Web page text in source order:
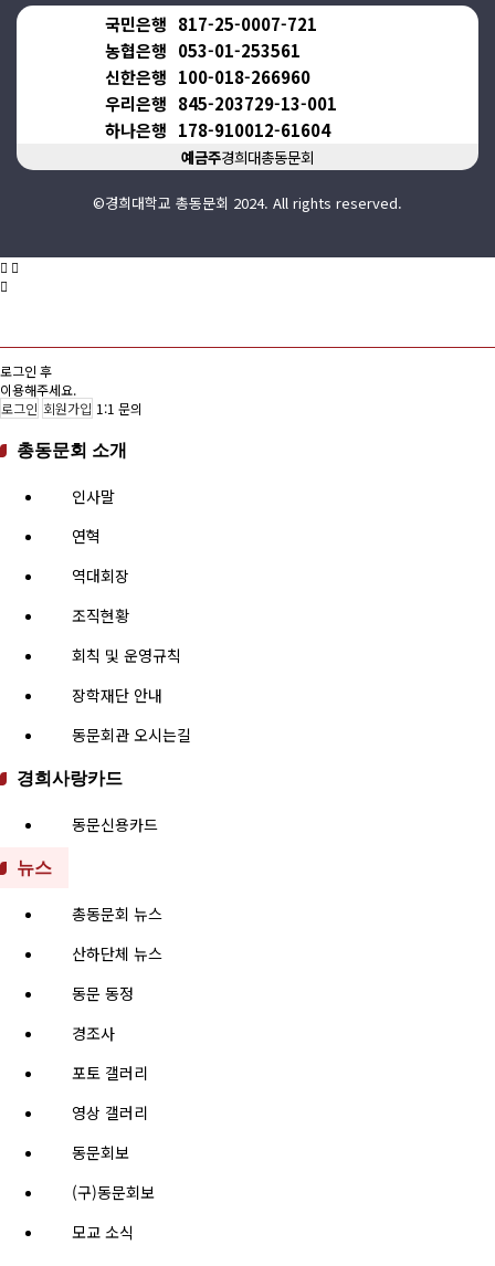
국민은행 817-25-0007-721
농협은행 053-01-253561
신한은행 100-018-266960
우리은행 845-203729-13-001
하나은행 178-910012-61604
예금주경희대총동문회
©경희대학교 총동문회 2024. All rights reserved.
로그인 후
이용해주세요.
로그인 회원가입 1:1 문의
총동문회 소개
인사말
연혁
역대회장
조직현황
회칙 및 운영규칙
장학재단 안내
동문회관 오시는길
경희사랑카드
동문신용카드
뉴스
총동문회 뉴스
산하단체 뉴스
동문 동정
경조사
포토 갤러리
영상 갤러리
동문회보
(구)동문회보
모교 소식